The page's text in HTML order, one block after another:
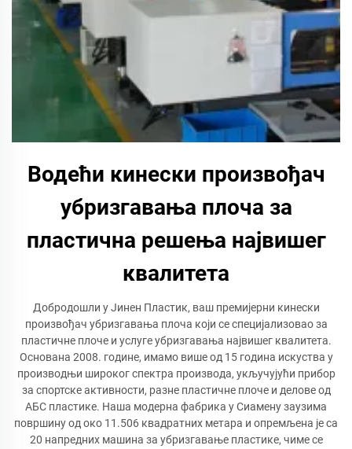
Водећи кинески произвођач
убризгавања плоча за
пластична решења највишег
квалитета
Добродошли у Јинен Пластик, ваш премијерни кинески
произвођач убризгавања плоча који се специјализовао за
пластичне плоче и услуге убризгавања највишег квалитета.
Основана 2008. године, имамо више од 15 година искуства у
производњи широког спектра производа, укључујући прибор
за спортске активности, разне пластичне плоче и делове од
АБС пластике. Наша модерна фабрика у Сиамену заузима
површину од око 11.506 квадратних метара и опремљена је са
20 напредних машина за убризгавање пластике, чиме се